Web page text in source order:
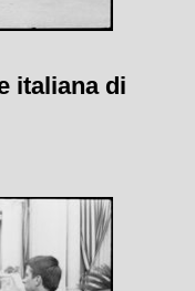
italiana di